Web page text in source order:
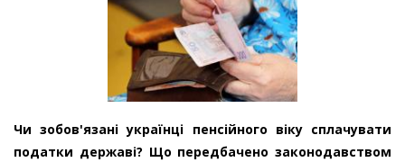
Чи зобов'язані українці пенсійного віку сплачувати
податки державі? Що передбачено законодавством